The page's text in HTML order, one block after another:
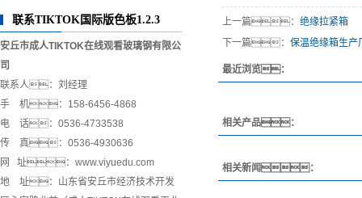
联系TIKTOK国际版色板1.2.3
安丘市成人TIKTOK在线观看玻璃钢有限公
司
联系人：刘经理
手 机：158-6456-4868
电 话：0536-4733538
传 真：0536-4930636
网 址：www.viyuedu.com
地 址：山东省安丘市经济技术开发
上一篇： 绝缘拉紧箱
下一篇： 保温绝缘箱生产
最近浏览：
相关产品：
相关新闻：